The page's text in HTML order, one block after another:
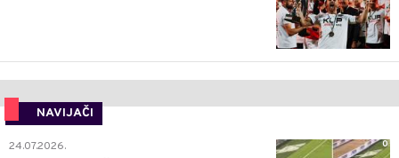
NAVIJAČI
0
24.07.2026.